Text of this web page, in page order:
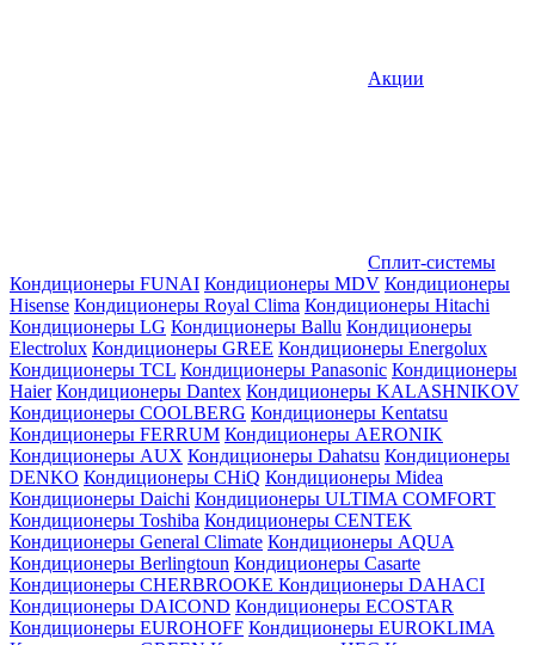
Акции
Сплит-системы
Кондиционеры FUNAI Кондиционеры MDV Кондиционеры
Hisense Кондиционеры Royal Clima Кондиционеры Hitachi
Кондиционеры LG Кондиционеры Ballu Кондиционеры
Electrolux Кондиционеры GREE Кондиционеры Energolux
Кондиционеры TCL Кондиционеры Panasonic Кондиционеры
Haier Кондиционеры Dantex Кондиционеры KALASHNIKOV
Кондиционеры СOOLBERG Кондиционеры Kentatsu
Кондиционеры FERRUM Кондиционеры AERONIK
Кондиционеры AUX Кондиционеры Dahatsu Кондиционеры
DENKO Кондиционеры CHiQ Кондиционеры Midea
Кондиционеры Daichi Кондиционеры ULTIMA COMFORT
Кондиционеры Toshiba Кондиционеры CENTEK
Кондиционеры General Climate Кондиционеры AQUA
Кондиционеры Berlingtoun Кондиционеры Casarte
Кондиционеры CHERBROOKE Кондиционеры DAHACI
Кондиционеры DAICOND Кондиционеры ECOSTAR
Кондиционеры EUROHOFF Кондиционеры EUROKLIMA